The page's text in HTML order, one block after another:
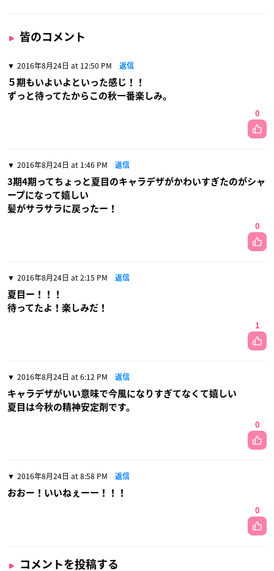
皆のコメント
2016年8月24日 at 12:50 PM 返信
５期もいよいよといった感じ！！
ずっと待ってたからこの秋一番楽しみ。
0
2016年8月24日 at 1:46 PM 返信
3期4期ってちょっと夏目のキャラデザがかわいすぎたのがシャ
ープになって嬉しい
髪がサラサラに戻ったー！
0
2016年8月24日 at 2:15 PM 返信
夏目ー！！！
待ってたよ！楽しみだ！
1
2016年8月24日 at 6:12 PM 返信
キャラデザがいい意味で今風になりすぎてなくて嬉しい
夏目は今秋の精神安定剤です。
0
2016年8月24日 at 8:58 PM 返信
おおー！いいねぇーー！！！
0
コメントを投稿する